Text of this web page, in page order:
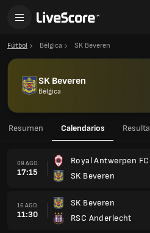
Fútbol Bélgica SK Beveren
SK Beveren
Bélgica
Resumen Calendarios
09 AGO.
17:15
Royal Antwerpen FC
SK Beveren
16 AGO.
11:30
SK Beveren
RSC Anderlecht